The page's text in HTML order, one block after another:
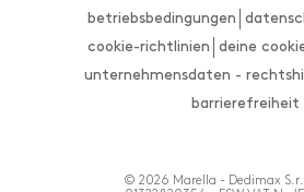
Größenberater
betriebsbedingungen
cookie-richtlinien
deine
unternehmensdaten -
barrierefreiheit
© 2026 Marella - Dedimax